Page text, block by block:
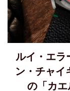
ルイ・エラ
ン・チャイ
の「カエ